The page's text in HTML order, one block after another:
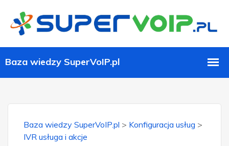
Baza wiedzy SuperVoIP.pl > Konfiguracja usług >
IVR usługa i akcje